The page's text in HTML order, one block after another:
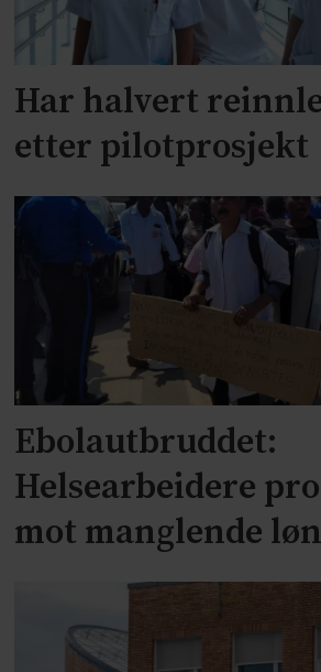
Har halvert
etter pilotprosjekt
Ebolautbruddet:
Helsearbeidere
mot manglende